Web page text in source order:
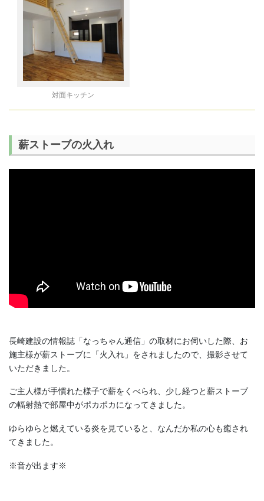
対面キッチン
薪ストーブの火入れ
長崎建設の情報誌「なっちゃん通信」の取材にお伺いした際、お
施主様が薪ストーブに「火入れ」をされましたので、撮影させて
いただきました。
ご主人様が手慣れた様子で薪をくべられ、少し経つと薪ストーブ
の輻射熱で部屋中がポカポカになってきました。
ゆらゆらと燃えている炎を見ていると、なんだか私の心も癒され
てきました。
※音が出ます※